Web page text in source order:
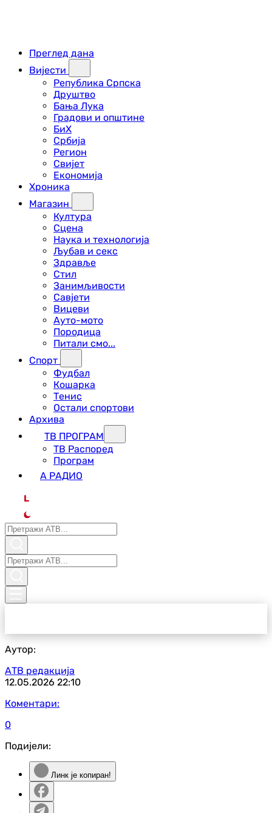
Преглед дана
Вијести
Република Српска
Друштво
Бања Лука
Градови и општине
БиХ
Србија
Регион
Свијет
Економија
Хроника
Магазин
Култура
Сцена
Наука и технологија
Љубав и секс
Здравље
Стил
Занимљивости
Савјети
Вицеви
Ауто-мото
Породица
Питали смо...
Спорт
Фудбал
Кошарка
Тенис
Остали спортови
Архива
ТВ ПРОГРАМ
ТВ Распоред
Програм
А РАДИО
L
Аутор:
АТВ редакција
12.05.2026 22:10
Коментари:
0
Подијели:
Линк је копиран!